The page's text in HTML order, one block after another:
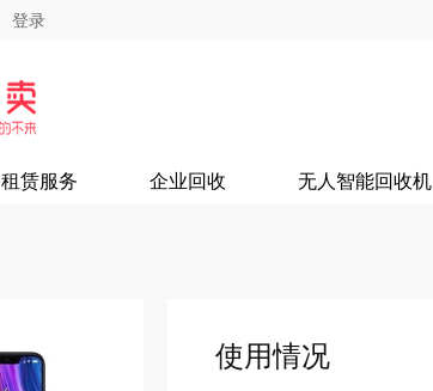
登录
租赁服务 企业回收 无人智能回收机
使用情况